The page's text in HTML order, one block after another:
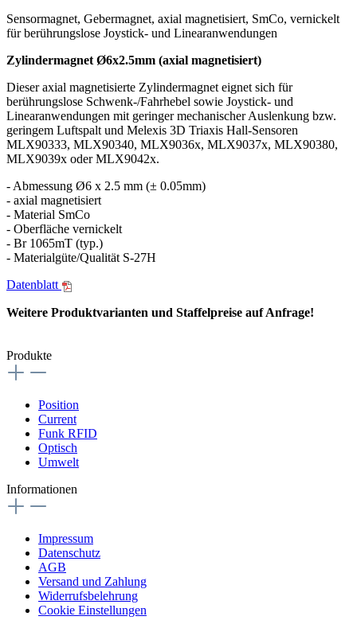
Sensormagnet, Gebermagnet, axial magnetisiert, SmCo, vernickelt
für berührungslose Joystick- und Linearanwendungen
Zylindermagnet Ø6x2.5mm (axial magnetisiert)
Dieser axial magnetisierte Zylindermagnet eignet sich für
berührungslose Schwenk-/Fahrhebel sowie Joystick- und
Linearanwendungen mit geringer mechanischer Auslenkung bzw.
geringem Luftspalt und Melexis 3D Triaxis Hall-Sensoren
MLX90333, MLX90340, MLX9036x, MLX9037x, MLX90380,
MLX9039x oder MLX9042x.
- Abmessung Ø6 x 2.5 mm (± 0.05mm)
- axial magnetisiert
- Material SmCo
- Oberfläche vernickelt
- Br 1065mT (typ.)
- Materialgüte/Qualität S-27H
Datenblatt
Weitere Produktvarianten und Staffelpreise auf Anfrage!
Produkte
Position
Current
Funk RFID
Optisch
Umwelt
Informationen
Impressum
Datenschutz
AGB
Versand und Zahlung
Widerrufsbelehrung
Cookie Einstellungen